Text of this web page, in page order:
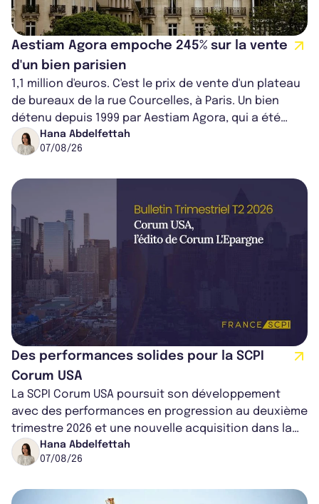
Aestiam Agora empoche 245% sur la vente
d'un bien parisien
1,1 million d'euros. C'est le prix de vente d'un plateau
de bureaux de la rue Courcelles, à Paris. Un bien
détenu depuis 1999 par Aestiam Agora, qui a été
cédé avec une plus-value...
Hana Abdelfettah
07/08/26
Des performances solides pour la SCPI
Corum USA
La SCPI Corum USA poursuit son développement
avec des performances en progression au deuxième
trimestre 2026 et une nouvelle acquisition dans la
région de Chicago. Entre hausse de...
Hana Abdelfettah
07/08/26